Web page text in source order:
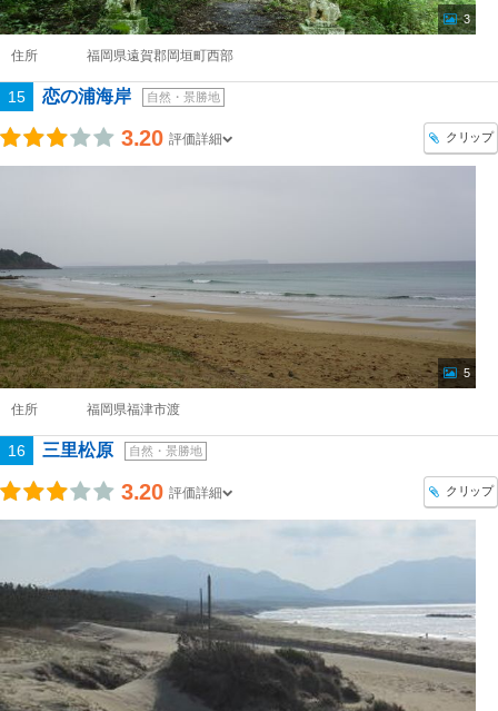
3
住所 福岡県遠賀郡岡垣町西部
15 恋の浦海岸 自然・景勝地
3.20 評価詳細 クリップ
5
住所 福岡県福津市渡
16 三里松原 自然・景勝地
3.20 評価詳細 クリップ